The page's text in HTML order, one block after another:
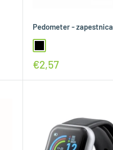
Pedometer - zapestnica
€2,57